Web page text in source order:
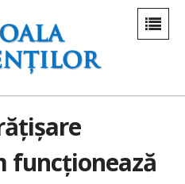
funcționează